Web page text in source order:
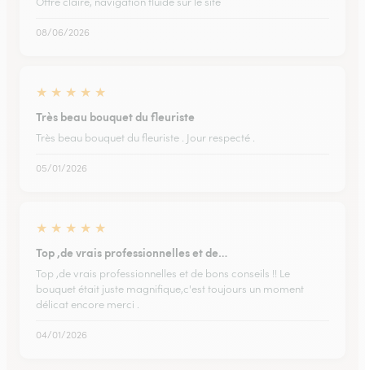
08/06/2026
★ ★ ★ ★ ★
Très beau bouquet du fleuriste
Très beau bouquet du fleuriste . Jour respecté .
05/01/2026
★ ★ ★ ★ ★
Top ,de vrais professionnelles et de…
Top ,de vrais professionnelles et de bons conseils !! Le
bouquet était juste magnifique,c'est toujours un moment
délicat encore merci .
04/01/2026